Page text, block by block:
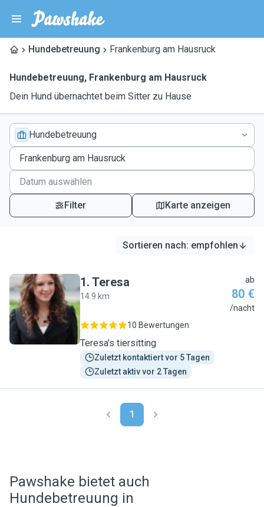
Hundebetreuung Frankenburg am Hausruck
Hundebetreuung, Frankenburg am Hausruck
Dein Hund übernachtet beim Sitter zu Hause
Hundebetreuung
Filter Karte anzeigen
Sortieren nach: empfohlen
T
1. Teresa
14.9 km
ab
80 €
/nacht
10 Bewertungen
Teresa's tiersitting
Zuletzt kontaktiert vor 5 Tagen
Zuletzt aktiv vor 2 Tagen
1
Pawshake bietet auch
Hundebetreuung in